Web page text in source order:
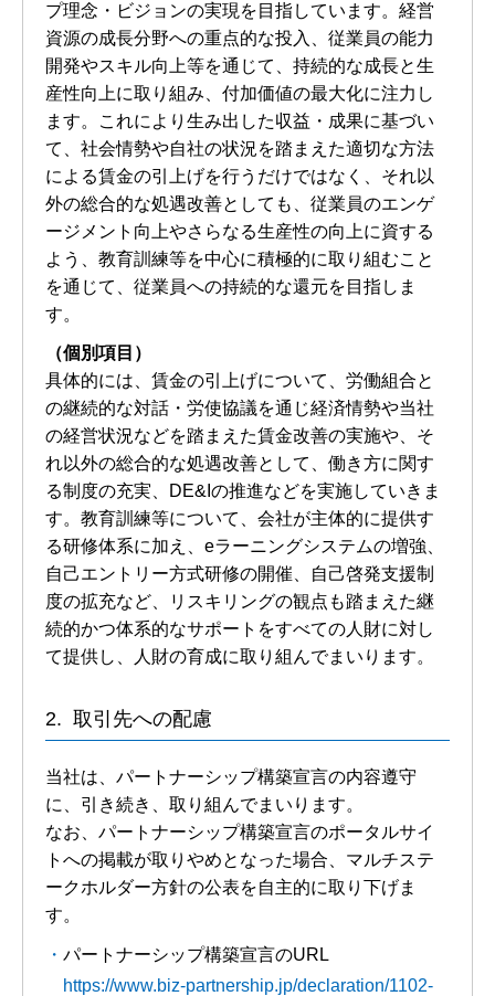
プ理念・ビジョンの実現を目指しています。経営
資源の成長分野への重点的な投入、従業員の能力
開発やスキル向上等を通じて、持続的な成長と生
産性向上に取り組み、付加価値の最大化に注力し
ます。これにより生み出した収益・成果に基づい
て、社会情勢や自社の状況を踏まえた適切な方法
による賃金の引上げを行うだけではなく、それ以
外の総合的な処遇改善としても、従業員のエンゲ
ージメント向上やさらなる生産性の向上に資する
よう、教育訓練等を中心に積極的に取り組むこと
を通じて、従業員への持続的な還元を目指しま
す。
（個別項目）
具体的には、賃金の引上げについて、労働組合と
の継続的な対話・労使協議を通じ経済情勢や当社
の経営状況などを踏まえた賃金改善の実施や、そ
れ以外の総合的な処遇改善として、働き方に関す
る制度の充実、DE&Iの推進などを実施していきま
す。教育訓練等について、会社が主体的に提供す
る研修体系に加え、eラーニングシステムの増強、
自己エントリー方式研修の開催、自己啓発支援制
度の拡充など、リスキリングの観点も踏まえた継
続的かつ体系的なサポートをすべての人財に対し
て提供し、人財の育成に取り組んでまいります。
取引先への配慮
当社は、パートナーシップ構築宣言の内容遵守
に、引き続き、取り組んでまいります。
なお、パートナーシップ構築宣言のポータルサイ
トへの掲載が取りやめとなった場合、マルチステ
ークホルダー方針の公表を自主的に取り下げま
す。
パートナーシップ構築宣言のURL
https://www.biz-partnership.jp/declaration/1102-